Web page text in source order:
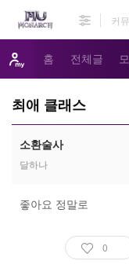
홈 전체글
최애 클래스
소환술사
달하나
좋아요 정말로
0